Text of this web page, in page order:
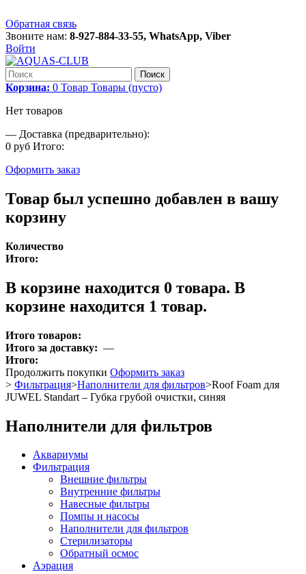
Обратная связь
Звоните нам: 8-927-884-33-55, WhatsApp, Viber
Войти
Поиск
Корзина: 0 Товар Товары (пусто)
Нет товаров
— Доставка (предварительно):
0 руб Итого:
Оформить заказ
Товар был успешно добавлен в вашу
корзину
Количество
Итого:
В корзине находится 0 товара. В
корзине находится 1 товар.
Итого товаров:
Итого за доставку: —
Итого:
Продолжить покупки Оформить заказ
> Фильтрация>Наполнители для фильтров>Roof Foam для
JUWEL Standart – Губка грубой очистки, синяя
Наполнители для фильтров
Аквариумы
Фильтрация
Внешние фильтры
Внутренние фильтры
Навесные фильтры
Помпы и насосы
Наполнители для фильтров
Стерилизаторы
Обратный осмос
Аэрация